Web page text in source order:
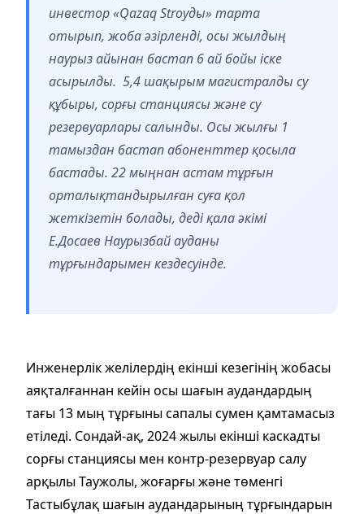
инвестор «Qazaq Stroyды» тарта
отырып, жоба әзірленді, осы жылдың
наурыз айынан бастап 6 ай бойы іске
асырылды. 5,4 шақырым магистралды су
құбыры, сорғы станциясы және су
резервуарлары салынды. Осы жылғы 1
тамыздан бастап абоненттер қосыла
бастады. 22 мыңнан астам тұрғын
орталықтандырылған суға қол
жеткізетін болады, деді қала әкімі
Е.Досаев Наурызбай ауданы
тұрғындарымен кездесуінде.
Инженерлік желілердің екінші кезегінің жобасы
аяқталғаннан кейін осы шағын аудандардың
тағы 13 мың тұрғыны сапалы сумен қамтамасыз
етіледі. Сондай-ақ, 2024 жылы екінші каскадты
сорғы станциясы мен контр-резервуар салу
арқылы Таужолы, жоғарғы және төменгі
Тастыбұлақ шағын аудандарының тұрғындарын